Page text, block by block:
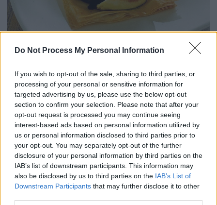
Do Not Process My Personal Information
If you wish to opt-out of the sale, sharing to third parties, or
processing of your personal or sensitive information for
targeted advertising by us, please use the below opt-out
section to confirm your selection. Please note that after your
opt-out request is processed you may continue seeing
interest-based ads based on personal information utilized by
us or personal information disclosed to third parties prior to
your opt-out. You may separately opt-out of the further
disclosure of your personal information by third parties on the
IAB’s list of downstream participants. This information may
also be disclosed by us to third parties on the IAB’s List of
Downstream Participants that may further disclose it to other
30' 9
Υλικά
1 πακέτο (500 γρ.) φύλλο κρούστας
50 γρ. κουκουνάρι
50 γρ. φιστίκια Αιγίνης σε ψίχα
τριμμένη